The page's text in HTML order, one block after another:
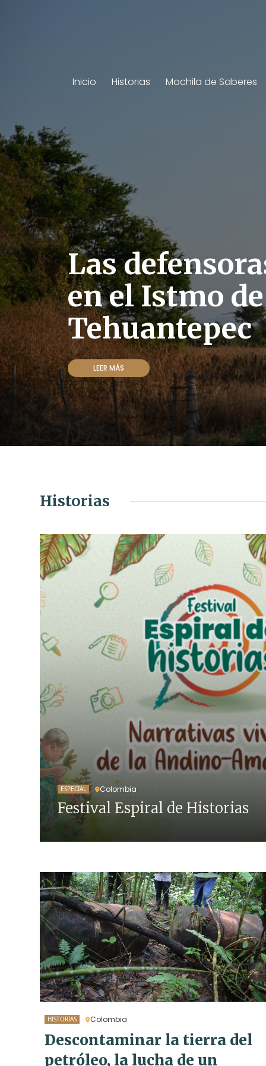
Inicio Historias Mochila de Saberes
Las
en el Istmo de
Tehuantepec
LEER MÁS
Historias
ESPECIAL Colombia
Festival Espiral de Historias
HISTORIAS Colombia
Descontaminar la tierra del
petróleo, la lucha de un